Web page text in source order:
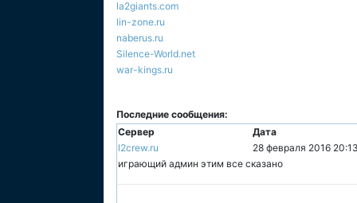
la2giants.com
lin-zone.ru
naberus.ru
Silence-World.net
war-kings.ru
Последние сообщения:
Сервер
Дата
l2crew.ru
28 февраля 2016
играющий админ этим все сказано